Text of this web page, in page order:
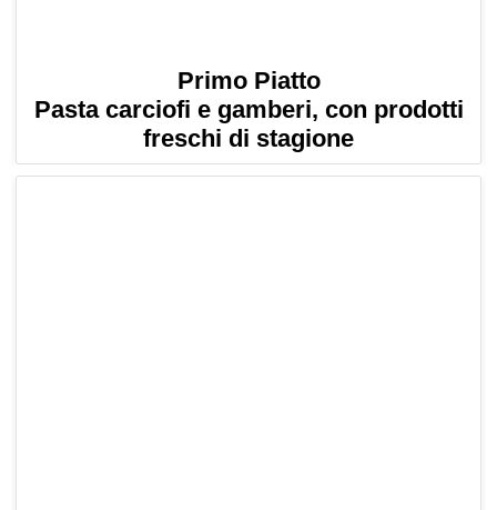
Primo Piatto
Pasta carciofi e gamberi, con prodotti
freschi di stagione